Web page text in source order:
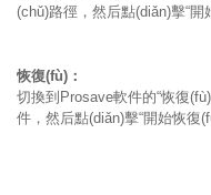
(chǔ)路徑，然后點(diǎn)擊“開
恢復(fù)：
切換到Prosave軟件的“恢復
件，然后點(diǎn)擊“開始恢復